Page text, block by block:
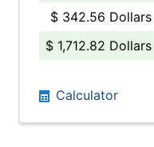
$ 342.56 Dollars
$ 1,712.82 Dollars
Calculator